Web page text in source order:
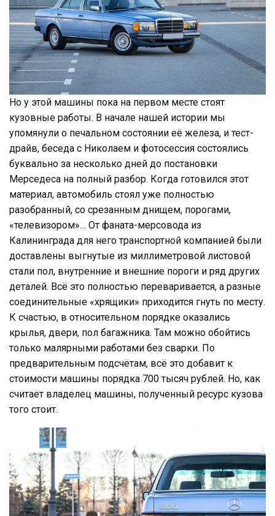
Но у этой машины пока на первом месте стоят
кузовные работы. В начале нашей истории мы
упомянули о печальном состоянии её железа, и тест-
драйв, беседа с Николаем и фотосессия состоялись
буквально за несколько дней до постановки
Мерседеса на полный разбор. Когда готовился этот
материал, автомобиль стоял уже полностью
разобранный, со срезанным днищем, порогами,
«телевизором»… От фаната-мерсовода из
Калининграда для него транспортной компанией были
доставлены выгнутые из миллиметровой листовой
стали пол, внутренние и внешние пороги и ряд других
деталей. Всё это полностью переваривается, а разные
соединительные «хрящики» приходится гнуть по месту.
К счастью, в относительном порядке оказались
крылья, двери, пол багажника. Там можно обойтись
только малярными работами без сварки. По
предварительным подсчётам, всё это добавит к
стоимости машины порядка 700 тысяч рублей. Но, как
считает владелец машины, полученный ресурс кузова
того стоит.